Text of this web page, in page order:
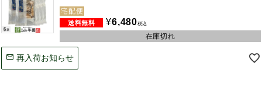
宅配便
¥6,480税込
在庫切れ
再入荷お知らせ